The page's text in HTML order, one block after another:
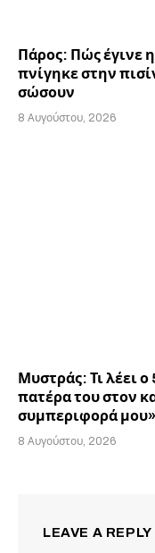
Πάρος: Πώς έγινε
πνίγηκε στην
σώσουν
8 Αυγούστου, 2026
Μυστράς: Τι λέει
πατέρα του στον
συμπεριφορά μου»
8 Αυγούστου, 2026
LEAVE A REPLY